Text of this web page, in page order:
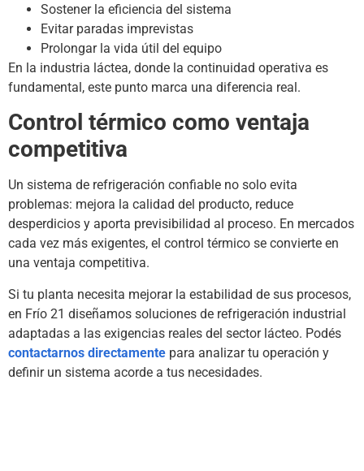
Sostener la eficiencia del sistema
Evitar paradas imprevistas
Prolongar la vida útil del equipo
En la industria láctea, donde la continuidad operativa es
fundamental, este punto marca una diferencia real.
Control térmico como ventaja
competitiva
Un sistema de refrigeración confiable no solo evita
problemas: mejora la calidad del producto, reduce
desperdicios y aporta previsibilidad al proceso. En mercados
cada vez más exigentes, el control térmico se convierte en
una ventaja competitiva.
Si tu planta necesita mejorar la estabilidad de sus procesos,
en Frío 21 diseñamos soluciones de refrigeración industrial
adaptadas a las exigencias reales del sector lácteo. Podés
contactarnos directamente para analizar tu operación y
definir un sistema acorde a tus necesidades.